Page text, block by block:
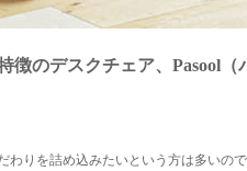
徴のデスクチェア、Pasool
りを詰め込みたいという方は多いの